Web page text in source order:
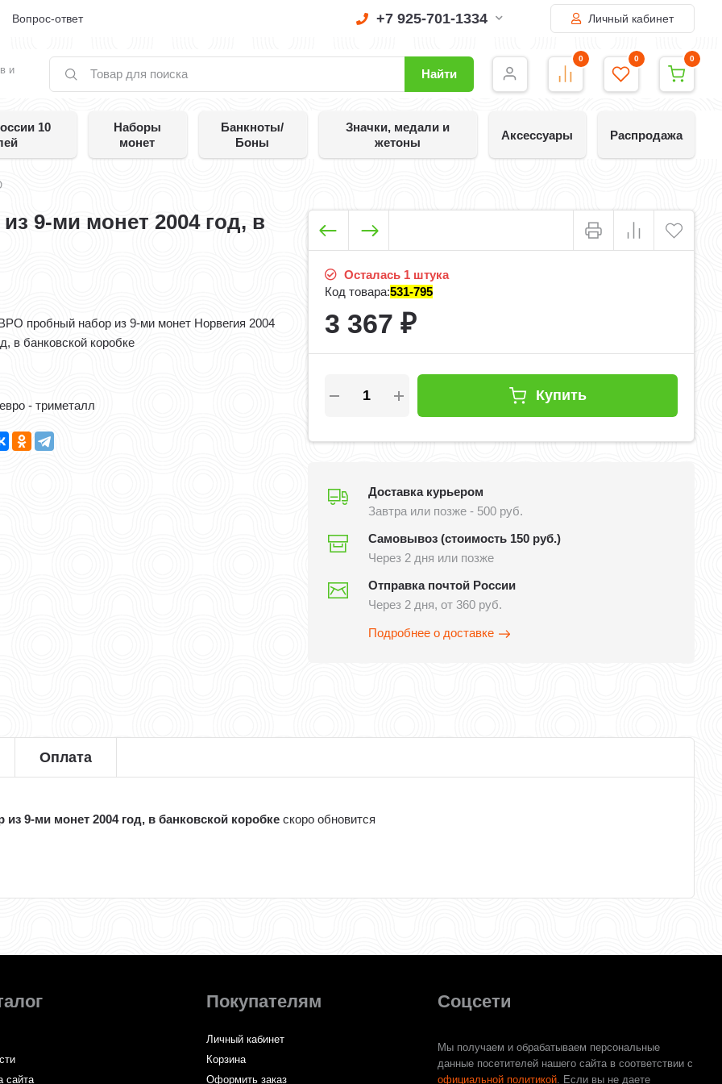
Вопрос-ответ +7 925-701-1334 Личный кабинет
и Найти
0 0 0
10
Наборы
монет
Банкноты/
Боны
Значки, медали и
жетоны
Аксессуары Распродажа
9-ми монет 2004 год, в
пробный набор из 9-ми монет Норвегия 2004
в банковской коробке
- триметалл
Осталась 1 штука
Код товара:531-795
3 367 ₽
Купить
Доставка курьером
Завтра или позже - 500 руб.
Самовывоз (стоимость 150 руб.)
Через 2 дня или позже
Отправка почтой России
Через 2 дня, от 360 руб.
Подробнее о доставке
Оплата
9-ми монет 2004 год, в банковской коробке скоро обновится
сайта
Покупателям
Личный кабинет
Корзина
Оформить заказ
Соцсети
Мы получаем и обрабатываем персональные
данные посетителей нашего сайта в соответствии с
официальной политикой. Если вы не даете